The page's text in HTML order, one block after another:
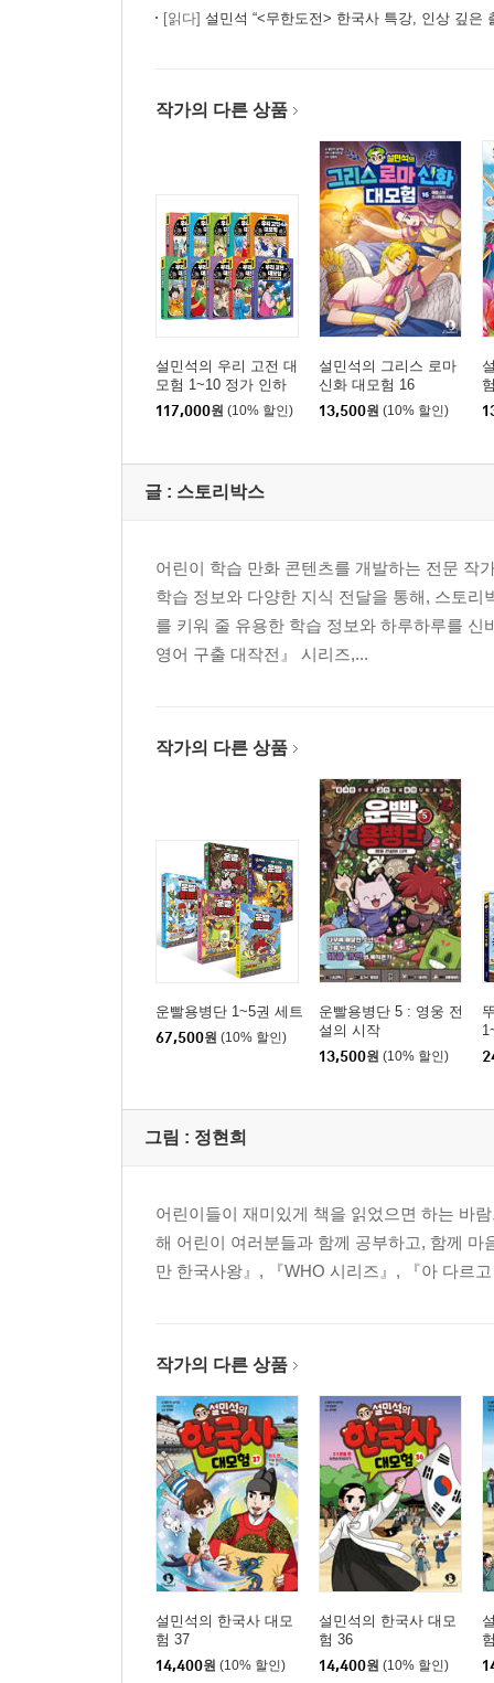
[읽다] 설민석 “<무한도전> 한국사 특강, 인상 깊은
작가의 다른 상품
설민석의 우리 고전 대
모험 1~10 정가 인하
세트
117,000원 (10% 할인)
설민석의 그리스 로마
신화 대모험 16
13,500원 (10% 할인)
글 : 스토리박스
어린이 학습 만화 콘텐츠를 개발하는 전문 작
학습 정보와 다양한 지식 전달을 통해, 스토
를 키워 줄 유용한 학습 정보와 하루하루를
영어 구출 대작전』 시리즈,...
작가의 다른 상품
운빨용병단 1~5권 세트
67,500원 (10% 할인)
운빨용병단 5 : 영웅 전
설의 시작
13,500원 (10% 할인)
그림 : 정현희
어린이들이 재미있게 책을 읽었으면 하는 바
해 어린이 여러분들과 함께 공부하고, 함께
만 한국사왕』, 『WHO 시리즈』, 『아 다르
작가의 다른 상품
설민석의 한국사 대모
험 37
14,400원 (10% 할인)
설민석의 한국사 대모
험 36
14,400원 (10% 할인)